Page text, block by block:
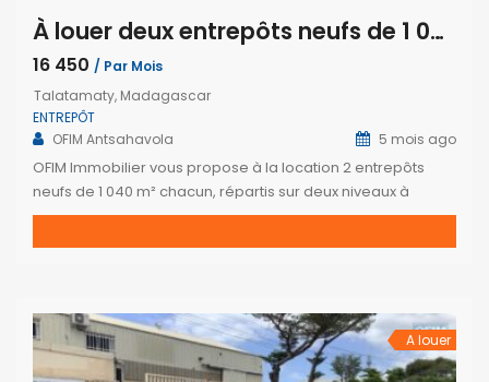
À louer deux entrepôts neufs de 1 040 m² chacun à Talatamaty Tananarive
16 450 / Par Mois
Talatamaty, Madagascar
ENTREPÔT
OFIM Antsahavola
5 mois ago
OFIM Immobilier vous propose à la location 2 entrepôts
neufs de 1 040 m² chacun, répartis sur deux niveaux à
Talatamaty. Chaque niveau offre une surface de 520 m²,
A louer